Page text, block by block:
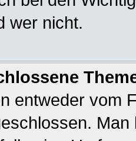
wer nicht.
entweder vom